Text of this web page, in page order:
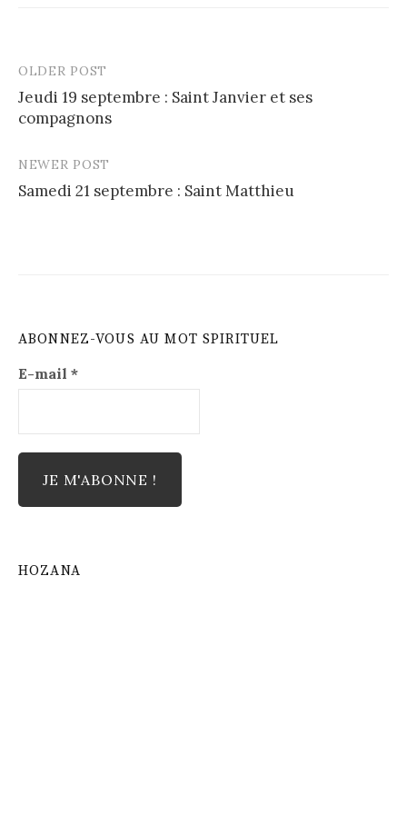
Post
navigation
OLDER POST
Jeudi 19 septembre : Saint Janvier et ses
compagnons
NEWER POST
Samedi 21 septembre : Saint Matthieu
ABONNEZ-VOUS AU MOT SPIRITUEL
E-mail *
HOZANA